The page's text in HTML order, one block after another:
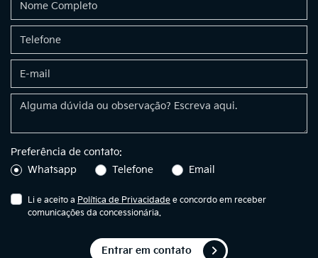
Preferência de contato:
Whatsapp
Telefone Email
Li e aceito a Política de Privacidade e concordo em receber
comunicações da concessionária.
Entrar em contato